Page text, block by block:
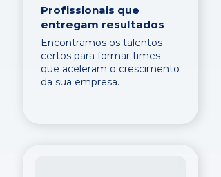
Profissionais que
entregam resultados
Encontramos os talentos
certos para formar times
que aceleram o crescimento
da sua empresa.